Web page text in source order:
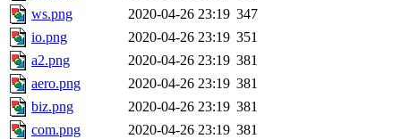
ws.png
2020-04-26 23:19 347
io.png
2020-04-26 23:19 351
a2.png
2020-04-26 23:19 381
aero.png
2020-04-26 23:19 381
biz.png
2020-04-26 23:19 381
com.png
2020-04-26 23:19 381